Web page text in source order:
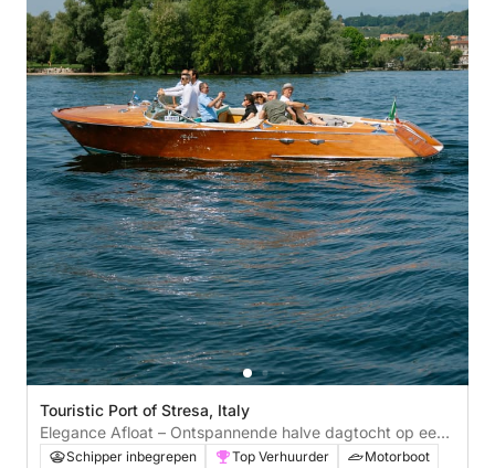
Touristic Port of Stresa, Italy
Elegance Afloat – Ontspannende halve dagtocht op een
Riva Aquarama Special vanuit Stresa
Schipper inbegrepen Top Verhuurder
Motorboot